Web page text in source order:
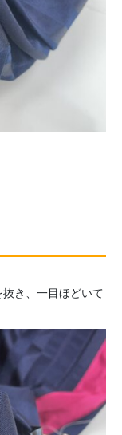
き、一目ほどいて